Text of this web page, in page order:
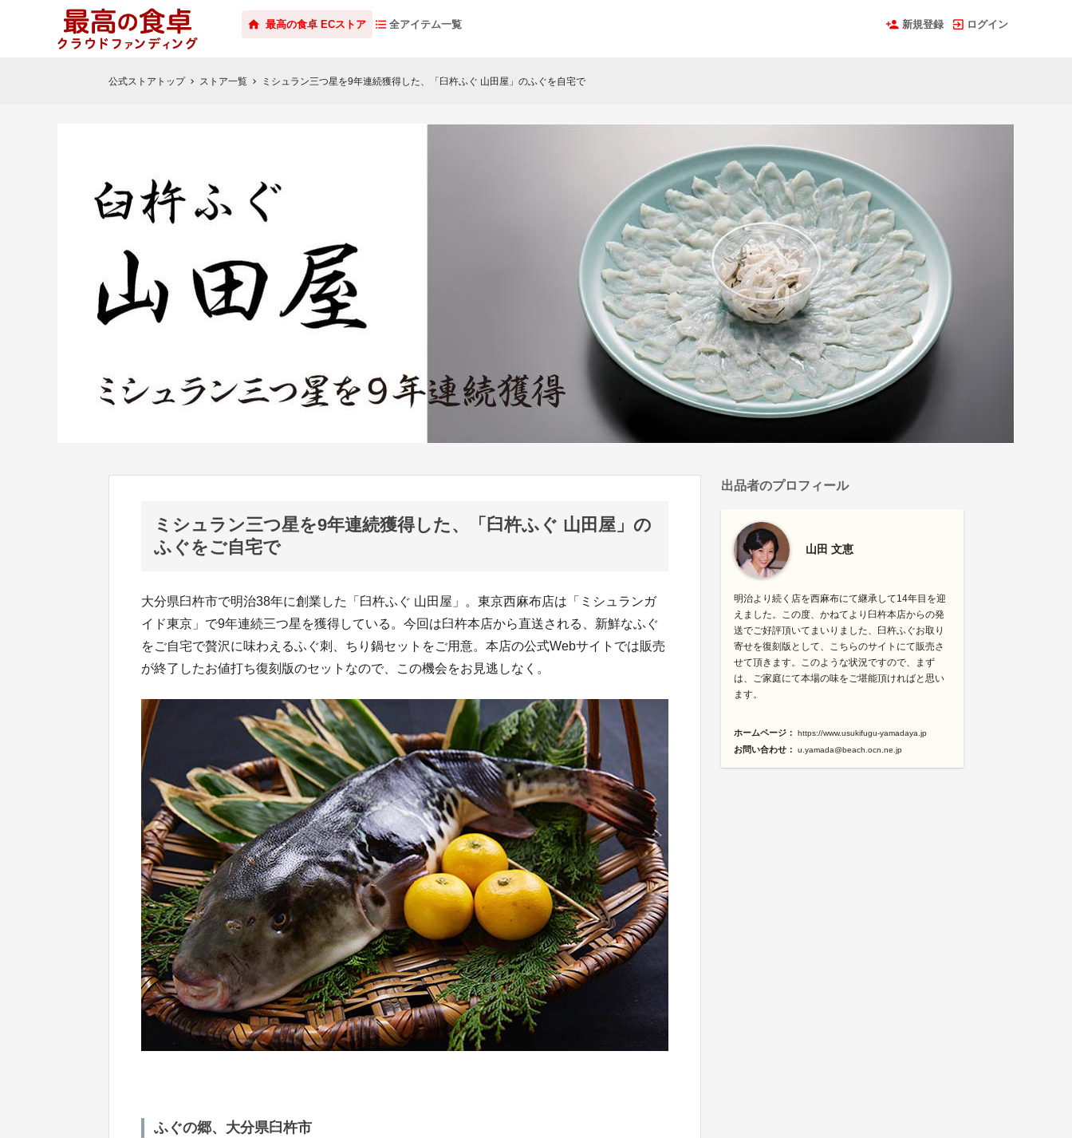
最高の食卓 ECストア 全アイテム一覧 新規登録 ログイン
公式ストアトップ chevron_right ストア一覧 chevron_right ミシュラン三つ星を9年連続獲得した、「臼杵ふぐ 山田屋」のふぐを自宅で
ミシュラン三つ星を9年連続獲得した、「臼杵ふぐ 山田屋」の
ふぐをご自宅で
大分県臼杵市で明治38年に創業した「臼杵ふぐ 山田屋」。東京西麻布店は「ミシュランガ
イド東京」で9年連続三つ星を獲得している。今回は臼杵本店から直送される、新鮮なふぐ
をご自宅で贅沢に味わえるふぐ刺、ちり鍋セットをご用意。本店の公式Webサイトでは販売
が終了したお値打ち復刻版のセットなので、この機会をお見逃しなく。
ふぐの郷、大分県臼杵市
出品者のプロフィール
山田 文恵
明治より続く店を西麻布にて継承して14年目を迎
えました。この度、かねてより臼杵本店からの発
送でご好評頂いてまいりました、臼杵ふぐお取り
寄せを復刻版として、こちらのサイトにて販売さ
せて頂きます。このような状況ですので、まず
は、ご家庭にて本場の味をご堪能頂ければと思い
ます。
ホームページ： https://www.usukifugu-yamadaya.jp
お問い合わせ： u.yamada@beach.ocn.ne.jp